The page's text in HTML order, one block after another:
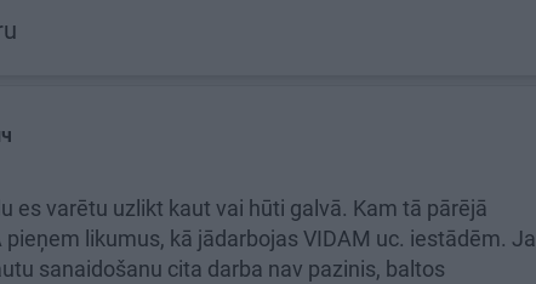
es varētu uzlikt kaut vai hūti galvā. Kam tā pārējā
likumus, kā jādarbojas VIDAM uc. iestādēm. Ja
sanaidošanu cita darba nav pazinis, baltos